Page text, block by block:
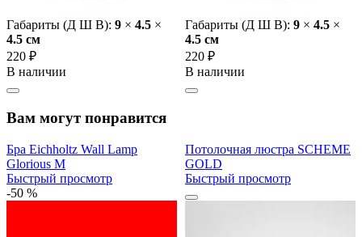
Габариты (Д Ш В): 9 × 4.5 ×
4.5 cм
220 ₽
В наличии
Габариты (Д Ш В): 9 × 4.5 ×
4.5 cм
220 ₽
В наличии
Вам могут понравится
Бра Eichholtz Wall Lamp
Glorious M
Быстрый просмотр
-50 %
Потолочная люстра SCHEME
GOLD
Быстрый просмотр